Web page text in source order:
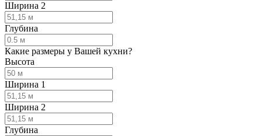
Ширина 2
Глубина
Какие размеры у Вашей кухни?
Высота
Ширина 1
Ширина 2
Глубина